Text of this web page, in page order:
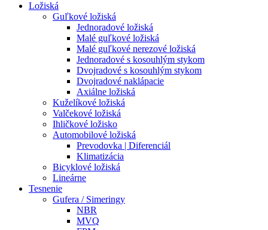
Ložiská
Guľkové ložiská
Jednoradové ložiská
Malé guľkové ložiská
Malé guľkové nerezové ložiská
Jednoradové s kosouhlým stykom
Dvojradové s kosouhlým stykom
Dvojradové naklápacie
Axiálne ložiská
Kuželíkové ložiská
Valčekové ložiská
Ihličkové ložisko
Automobilové ložiská
Prevodovka | Diferenciál
Klimatizácia
Bicyklové ložiská
Lineárne
Tesnenie
Gufera / Simeringy
NBR
MVQ